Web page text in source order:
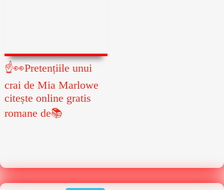
☝👀Pretențiile unui
crai de Mia Marlowe
citește online gratis
romane de📚